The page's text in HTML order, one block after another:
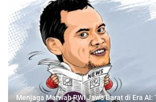
Menjaga Marwah PWI Jawa Barat di Era AI: